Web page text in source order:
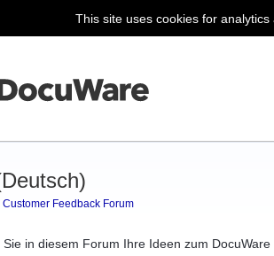
This site uses cookies for
Feedback Forum
Sie in diesem Forum Ihre Ideen zum DocuWare